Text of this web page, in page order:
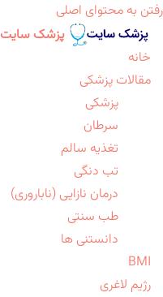
رفتن به محتوای اصلی
پزشک سایت
خانه
مقالات پزشکی
پزشکی
سرطان
تغذیه سالم
تب دنگی
درمان نازایی (ناباروری)
طب سنتی
دانستنی ها
BMI
رژیم لاغری